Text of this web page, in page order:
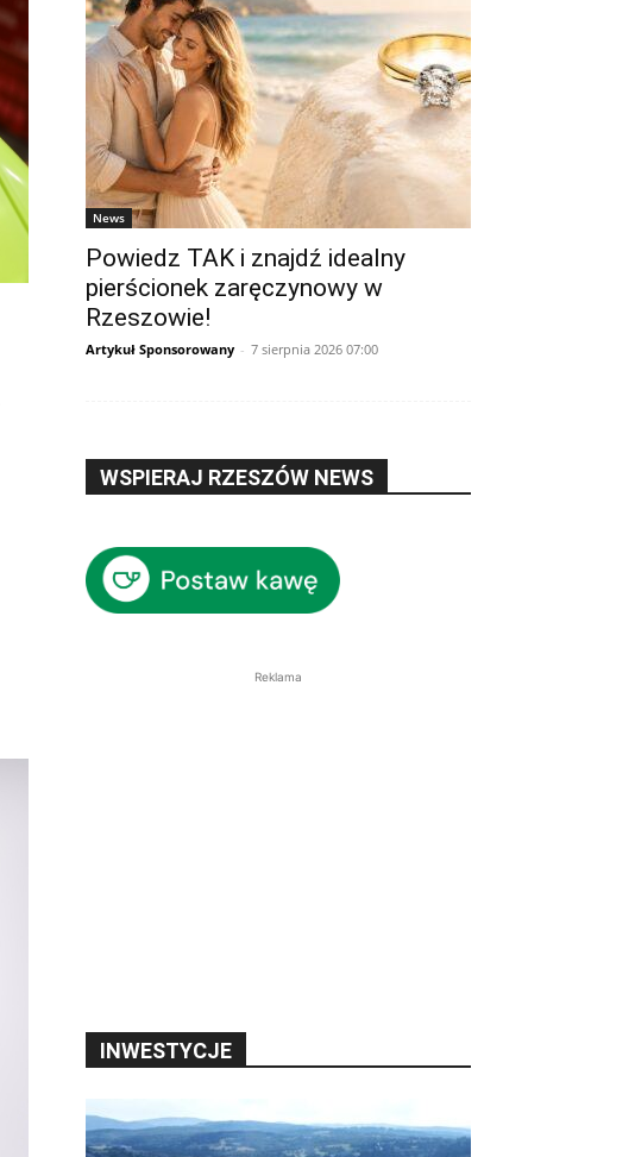
News
Powiedz TAK i znajdź idealny
pierścionek zaręczynowy w
Rzeszowie!
Artykuł Sponsorowany - 7 sierpnia 2026 07:00
WSPIERAJ RZESZÓW NEWS
Reklama
INWESTYCJE